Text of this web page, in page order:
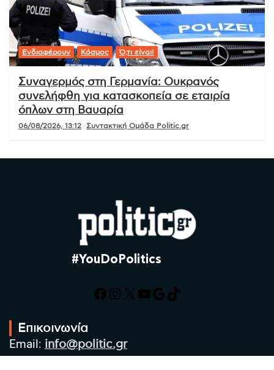
Ενδιαφέρουν Κόσμος Ό,τι είναι!
Συναγερμός στη Γερμανία: Ουκρανός
συνελήφθη για κατασκοπεία σε εταιρία
όπλων στη Βαυαρία
06/08/2026, 13:12 Συντακτική Ομάδα Politic.gr
#YouDoPolitics
Facebook
Instagram
X YouTube
Google
TikTok
Επικοινωνία
Email: info@politic.gr
Τηλ: